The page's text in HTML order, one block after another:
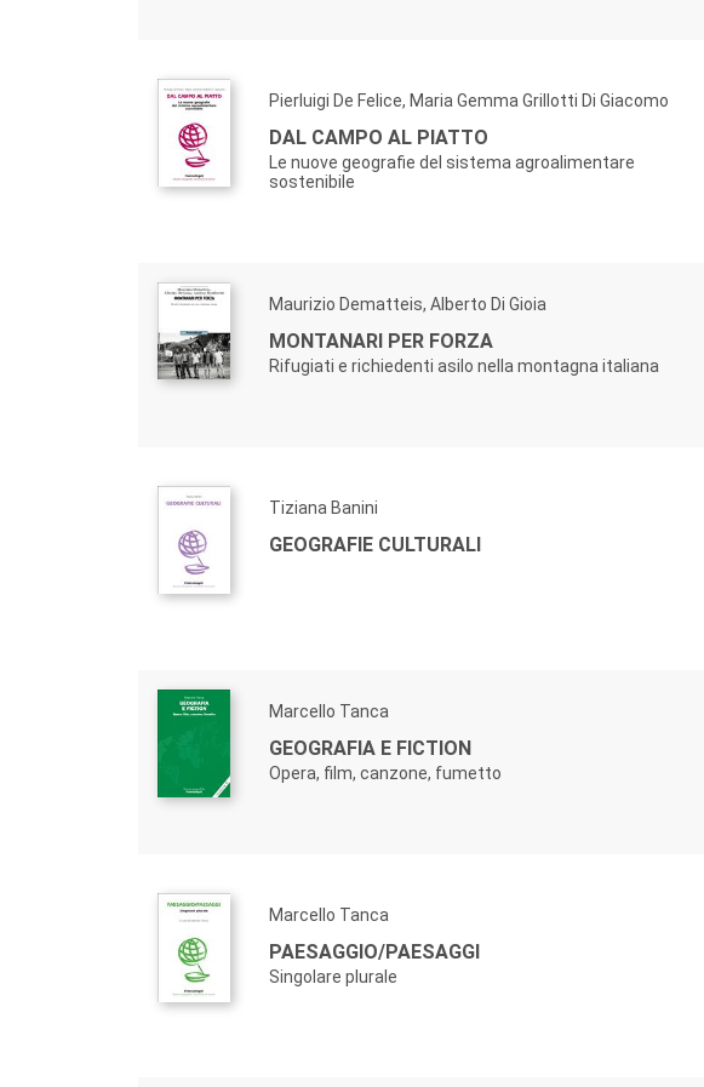
Pierluigi De Felice, Maria Gemma Grillotti Di Giacomo
DAL CAMPO AL PIATTO
Le nuove geografie del sistema agroalimentare
sostenibile
Maurizio Dematteis, Alberto Di Gioia
MONTANARI PER FORZA
Rifugiati e richiedenti asilo nella montagna italiana
Tiziana Banini
GEOGRAFIE CULTURALI
Marcello Tanca
GEOGRAFIA E FICTION
Opera, film, canzone, fumetto
Marcello Tanca
PAESAGGIO/PAESAGGI
Singolare plurale